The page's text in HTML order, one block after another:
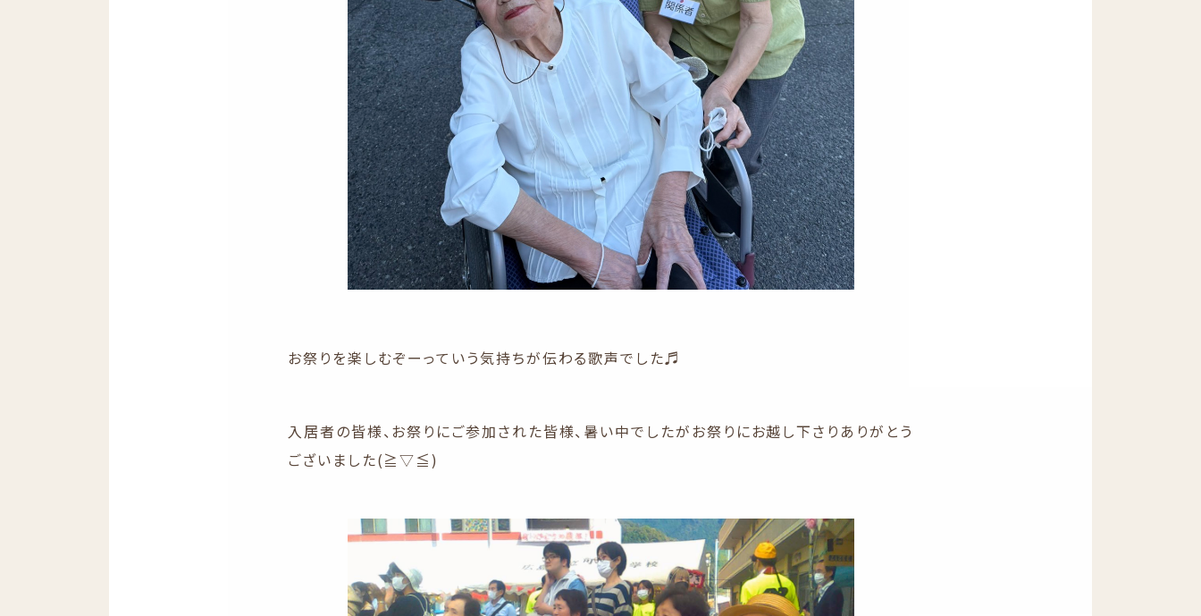
お祭りを楽しむぞーっていう気持ちが伝わる歌声でした♬
入居者の皆様、お祭りにご参加された皆様、暑い中でしたがお祭りにお越し下さりありがとう
ございました(≧▽≦)